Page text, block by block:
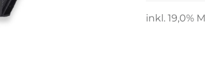
inkl. 19,0%